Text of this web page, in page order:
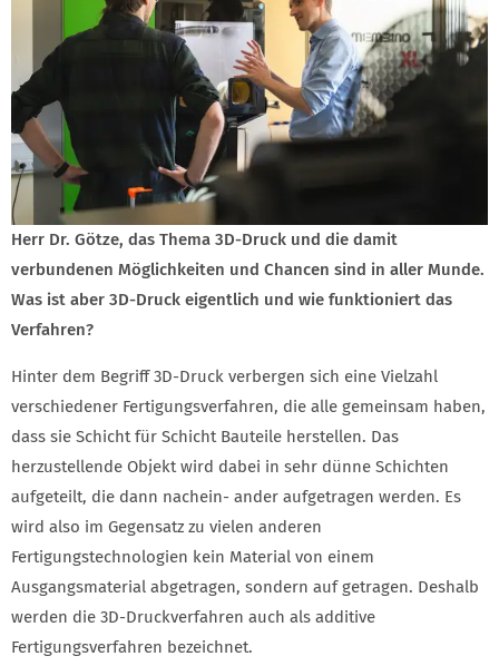
Herr Dr. Götze, das Thema 3D-Druck und die damit
verbundenen Möglichkeiten und Chancen sind in aller Munde.
Was ist aber 3D-Druck eigentlich und wie funktioniert das
Verfahren?
Hinter dem Begriff 3D-Druck verbergen sich eine Vielzahl
verschiedener Fertigungsverfahren, die alle gemeinsam haben,
dass sie Schicht für Schicht Bauteile herstellen. Das
herzustellende Objekt wird dabei in sehr dünne Schichten
aufgeteilt, die dann nachein- ander aufgetragen werden. Es
wird also im Gegensatz zu vielen anderen
Fertigungstechnologien kein Material von einem
Ausgangsmaterial abgetragen, sondern auf getragen. Deshalb
werden die 3D-Druckverfahren auch als additive
Fertigungsverfahren bezeichnet.